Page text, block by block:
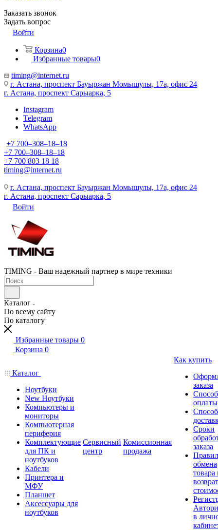
Заказать звонок
Задать вопрос
Войти
Корзина0
Избранные товары0
timing@internet.ru
г. Астана, проспект Бауыржан Момышулы, 17а, офис 24
г. Астана, проспект Сарыарка, 5
Instagram
Telegram
WhatsApp
+7 700‒308‒18‒18
+7 700‒308‒18‒18
+7 700 803 18 18
timing@internet.ru
г. Астана, проспект Бауыржан Момышулы, 17а, офис 24
г. Астана, проспект Сарыарка, 5
Войти
TIMING - Ваш надежный партнер в мире техники
Каталог
По всему сайту
По каталогу
Избранные товары 0
Корзина 0
Каталог
Ноутбуки
New Ноутбуки
Компьютеры и
мониторы
Компьютерная
периферия
Комплектующие
для ПК и
ноутбуков
Кабели
Принтера и
МФУ
Планшет
Аксессуары для
ноутбуков
Сервисный
центр
Комиссионная
продажа
Как купить
заказа
оплаты
Сроки
заказа
обмена
товара
в